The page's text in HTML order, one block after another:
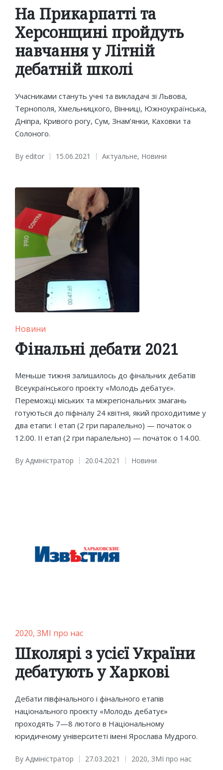
in
На Прикарпатті та
Херсонщині пройдуть
навчання у Літній
дебатній школі
Учасниками стануть учні та викладачі зі Львова,
Тернополя, Хмельницкого, Вінниці, Южноукраїнська,
Дніпра, Кривого рогу, Сум, Знам’янки, Каховки та
Солоного.
Posted
By editor 15.06.2021
Posted
Актуальне, Новини
Posted
in
Новини
Фінальні дебати 2021
Меньше тижня залишилось до фінальних дебатів
Всеукраїнського проєкту «Молодь дебатує».
Переможці міських та міжрегіональних змагань
готуються до піфіналу 24 квітня, який проходитиме у
два етапи: І етап (2 гри паралельно) — початок о
12.00. II етап (2 гри паралельно) — початок о 14.00.
Posted
By Адміністратор 20.04.2021
Posted
Новини
Posted
in
2020 ЗМІ про нас
Школярі з усієї України
дебатують у Харкові
Дебати півфінального і фінального етапів
національного проєкту «Молодь дебатує»
проходять 7—8 лютого в Національному
юридичному університеті імені Ярослава Мудрого.
Posted
By Адміністратор 27.03.2021
Posted
2020, ЗМІ про нас